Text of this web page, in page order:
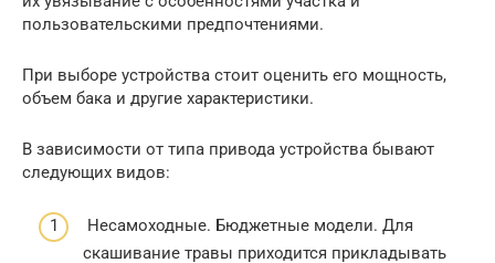
пользовательскими предпочтениями.
При выборе устройства стоит оценить его мощность,
объем бака и другие характеристики.
В зависимости от типа привода устройства бывают
следующих видов:
Несамоходные. Бюджетные модели. Для
скашивание травы приходится прикладывать